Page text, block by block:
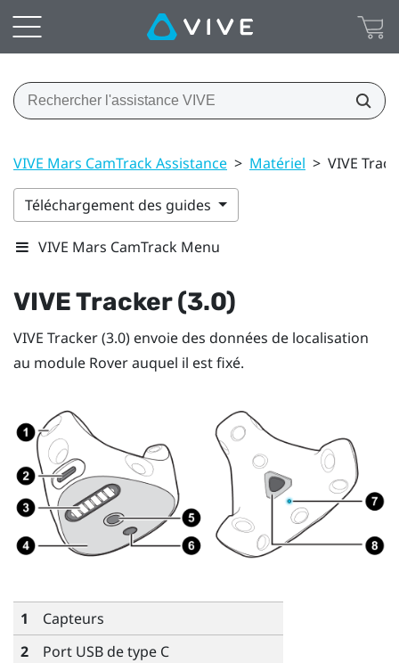
VIVE Mars CamTrack Assistance > Matériel > VIVE
Téléchargement des guides
VIVE Mars CamTrack Menu
VIVE Tracker (3.0)
VIVE Tracker (3.0) envoie des données de localisation
au module Roverauquel il est fixé.
1
Capteurs
2
Port USB de type C